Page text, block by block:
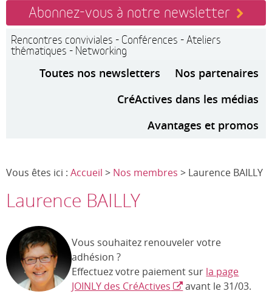
Abonnez-vous à notre newsletter
Rencontres conviviales - Conférences - Ateliers
thématiques - Networking
Toutes nos newsletters
Nos partenaires
CréActives dans les médias
Avantages et promos
Vous êtes ici : Accueil > Nos membres > Laurence BAILLY
Laurence BAILLY
Vous souhaitez renouveler votre
adhésion ?
Effectuez votre paiement sur la page
JOINLY des CréActives
avant le 31/03.